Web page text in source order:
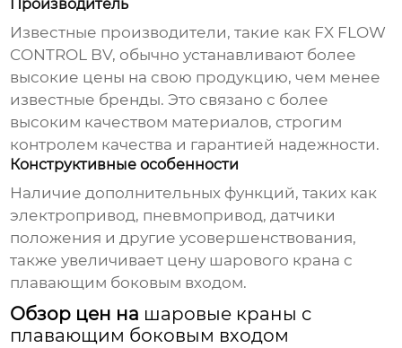
Производитель
Известные производители, такие как FX FLOW
CONTROL BV, обычно устанавливают более
высокие цены на свою продукцию, чем менее
известные бренды. Это связано с более
высоким качеством материалов, строгим
контролем качества и гарантией надежности.
Конструктивные особенности
Наличие дополнительных функций, таких как
электропривод, пневмопривод, датчики
положения и другие усовершенствования,
также увеличивает цену шарового крана с
плавающим боковым входом.
Обзор цен на шаровые краны с
плавающим боковым входом